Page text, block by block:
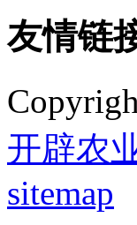
友情链
开辟农
sitemap